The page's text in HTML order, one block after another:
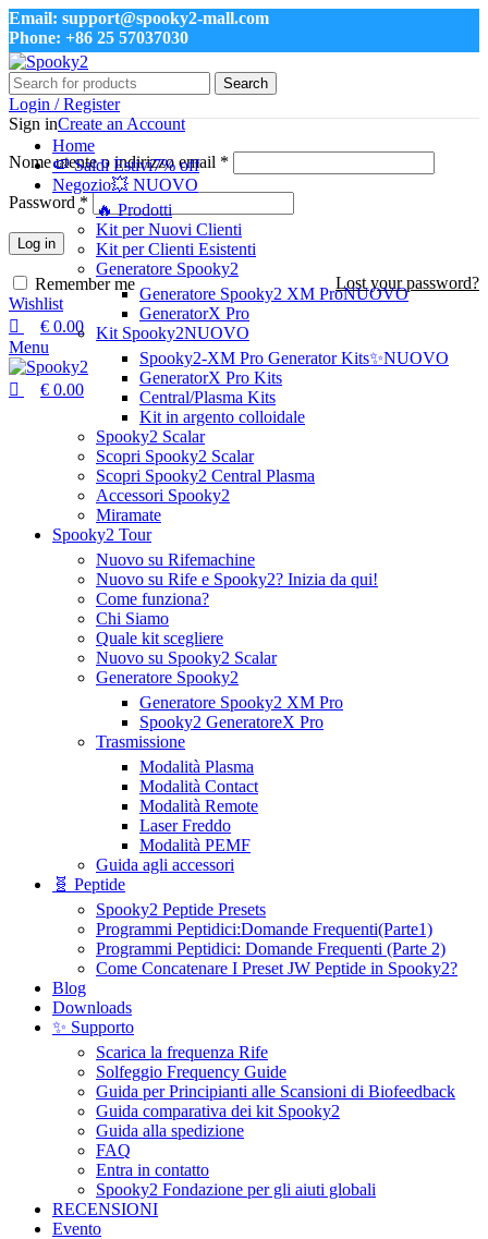
Email: support@spooky2-mall.com
Phone: +86 25 57037030
Search
Login / Register
Sign inCreate an Account
Nome utente o indirizzo email *
Password *
Log in
Lost your password?
Remember me
Wishlist
€ 0.00
Menu
€ 0.00
Home
🍉 Saldi Estivi7% off
Negozio💥 NUOVO
🔥 Prodotti
Kit per Nuovi Clienti
Kit per Clienti Esistenti
Generatore Spooky2
Generatore Spooky2 XM ProNUOVO
GeneratorX Pro
Kit Spooky2NUOVO
Spooky2-XM Pro Generator Kits✨NUOVO
GeneratorX Pro Kits
Central/Plasma Kits
Kit in argento colloidale
Spooky2 Scalar
Scopri Spooky2 Scalar
Scopri Spooky2 Central Plasma
Accessori Spooky2
Miramate
Spooky2 Tour
Nuovo su Rifemachine
Nuovo su Rife e Spooky2? Inizia da qui!
Come funziona?
Chi Siamo
Quale kit scegliere
Nuovo su Spooky2 Scalar
Generatore Spooky2
Generatore Spooky2 XM Pro
Spooky2 GeneratoreX Pro
Trasmissione
Modalità Plasma
Modalità Contact
Modalità Remote
Laser Freddo
Modalità PEMF
Guida agli accessori
🧬 Peptide
Spooky2 Peptide Presets
Programmi Peptidici:Domande Frequenti(Parte1)
Programmi Peptidici: Domande Frequenti (Parte 2)
Come Concatenare I Preset JW Peptide in Spooky2?
Blog
Downloads
✨ Supporto
Scarica la frequenza Rife
Solfeggio Frequency Guide
Guida per Principianti alle Scansioni di Biofeedback
Guida comparativa dei kit Spooky2
Guida alla spedizione
FAQ
Entra in contatto
Spooky2 Fondazione per gli aiuti globali
RECENSIONI
Evento